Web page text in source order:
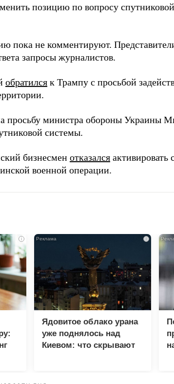
позицию по вопросу
пока не комментируют.
запросы журналистов.
обратился к Трампу с просьбой
просьбу министра обороны Украины
системы.
бизнесмен отказался
военной операции.
i i
Ядовитое облако урана
уже поднялось над
Киевом: что скрывают